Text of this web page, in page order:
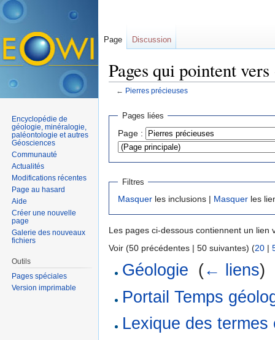
Pages qui pointent
← Pierres précieuses
Pages liées
Page :
Filtres
Masquer les inclusions | Masquer les
Les pages ci-dessous contiennent un lien
Voir (50 précédentes | 50 suivantes) (20 |
Géologie (← liens)
Portail Temps
Lexique des
Page Discussion
Encyclopédie de
géologie, minéralogie,
paléontologie et autres
Géosciences
Communauté
Actualités
Modifications récentes
Page au hasard
Aide
Créer une nouvelle
page
Galerie des nouveaux
fichiers
Outils
Pages spéciales
Version imprimable